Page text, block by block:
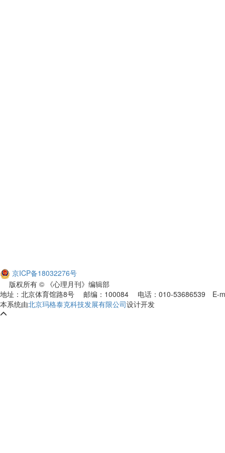
京ICP备18032276号
版权所有 © 《心理月刊》编辑部
地址：北京体育馆路8号 邮编：100084 电话：010-53686539 E-
本系统由北京玛格泰克科技发展有限公司设计开发